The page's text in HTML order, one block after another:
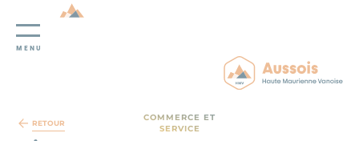
Panneau de gestion des cookies
MENU
RETOUR
COMMERCE ET
SERVICE